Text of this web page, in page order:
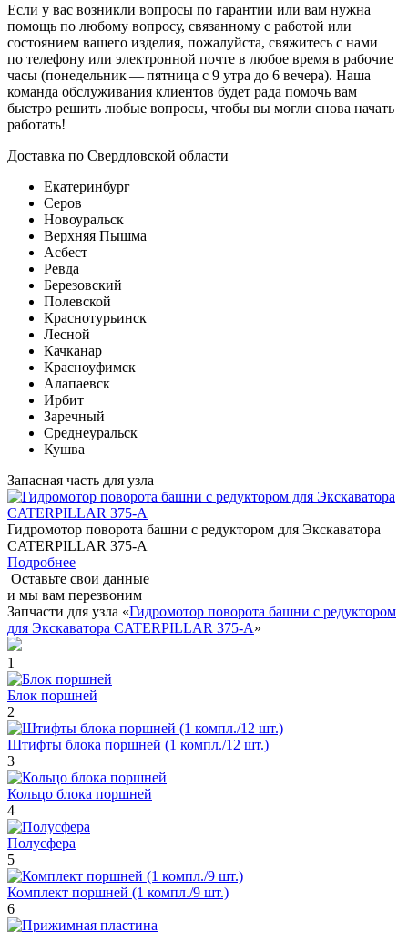
Если у вас возникли вопросы по гарантии или вам нужна
помощь по любому вопросу, связанному с работой или
состоянием вашего изделия, пожалуйста, свяжитесь с нами
по телефону или электронной почте в любое время в рабочие
часы (понедельник — пятница с 9 утра до 6 вечера). Наша
команда обслуживания клиентов будет рада помочь вам
быстро решить любые вопросы, чтобы вы могли снова начать
работать!
Доставка по Свердловской области
Екатеринбург
Серов
Новоуральск
Верхняя Пышма
Асбест
Ревда
Березовский
Полевской
Краснотурьинск
Лесной
Качканар
Красноуфимск
Алапаевск
Ирбит
Заречный
Среднеуральск
Кушва
Запасная часть для узла
Гидромотор поворота башни с редуктором для Экскаватора
CATERPILLAR 375-A
Подробнее
Оставьте свои данные
и мы вам перезвоним
Запчасти для узла «Гидромотор поворота башни с редуктором
для Экскаватора CATERPILLAR 375-A»
1
Блок поршней
2
Штифты блока поршней (1 компл./12 шт.)
3
Кольцо блока поршней
4
Полусфера
5
Комплект поршней (1 компл./9 шт.)
6